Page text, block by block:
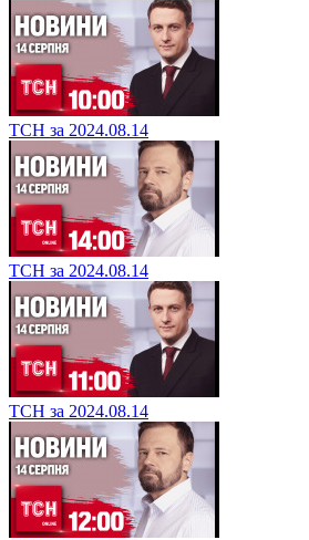
ТСН за 2024.08.14
ТСН за 2024.08.14
ТСН за 2024.08.14